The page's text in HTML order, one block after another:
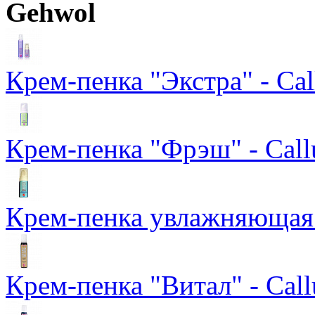
Gehwol
Крем-пенка "Экстра" -
Крем-пенка "Фрэш" -
Крем-пенка
Крем-пенка "Витал" -